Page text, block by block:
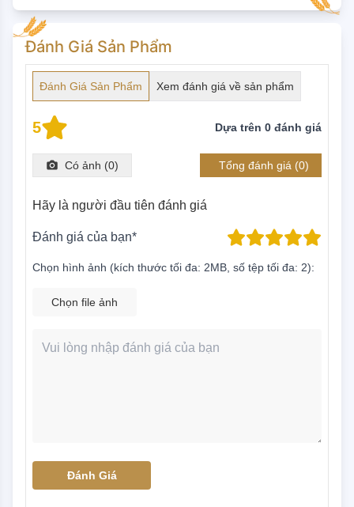
Đánh Giá Sản Phẩm
Đánh Giá Sản Phẩm Xem đánh giá về sản phẩm
5 Dựa trên 0 đánh giá
Có ảnh (0) Tổng đánh giá (0)
Hãy là người đầu tiên đánh giá
Đánh giá của bạn*
Chọn hình ảnh (kích thước tối đa: 2MB, số tệp tối đa: 2):
Chọn file ảnh
Đánh Giá